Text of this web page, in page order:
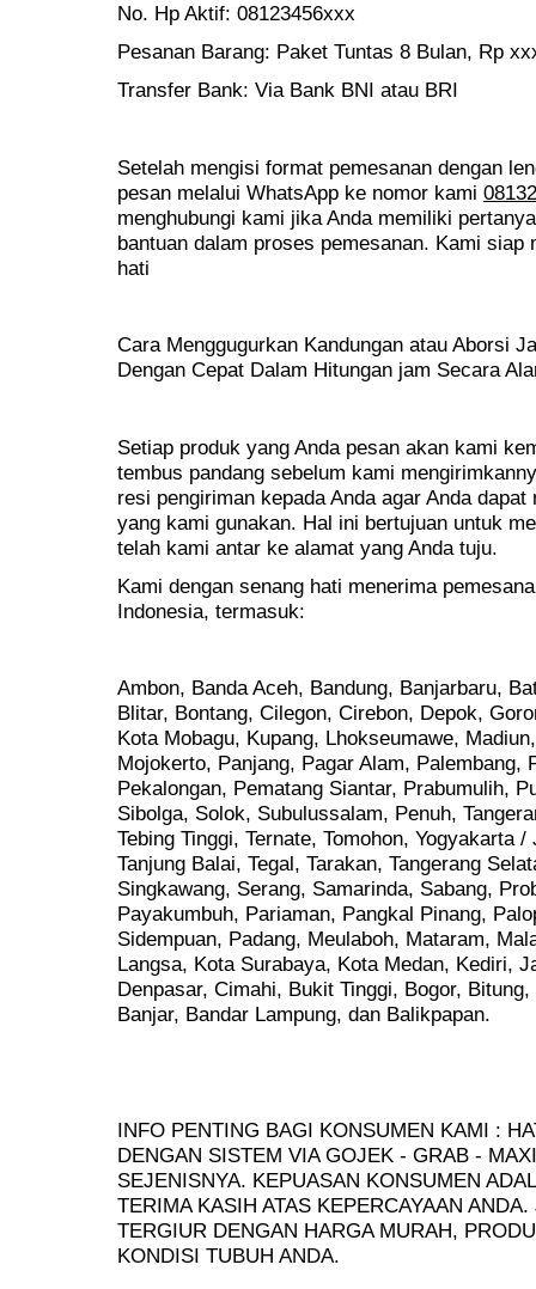
No. Hp Aktif: 08123456xxx
Pesanan Barang: Paket Tuntas 8 Bulan, Rp
Transfer Bank: Via Bank BNI atau BRI
Setelah mengisi format pemesanan dengan
pesan melalui WhatsApp ke nomor kami
menghubungi kami jika Anda memiliki
bantuan dalam proses pemesanan. Kami siap
hati
Cara Menggugurkan Kandungan atau Aborsi
Dengan Cepat Dalam Hitungan jam Secara
Setiap produk yang Anda pesan akan kami
tembus pandang sebelum kami
resi pengiriman kepada Anda agar Anda
yang kami gunakan. Hal ini bertujuan untuk
telah kami antar ke alamat yang Anda tuju.
Kami dengan senang hati menerima
Indonesia, termasuk:
Ambon, Banda Aceh, Bandung, Banjarbaru,
Blitar, Bontang, Cilegon, Cirebon, Depok,
Kota Mobagu, Kupang, Lhokseumawe,
Mojokerto, Panjang, Pagar Alam, Palembang,
Pekalongan, Pematang Siantar, Prabumulih,
Sibolga, Solok, Subulussalam, Penuh,
Tebing Tinggi, Ternate, Tomohon, Yogyakarta
Tanjung Balai, Tegal, Tarakan, Tangerang
Singkawang, Serang, Samarinda, Sabang,
Payakumbuh, Pariaman, Pangkal Pinang,
Sidempuan, Padang, Meulaboh, Mataram,
Langsa, Kota Surabaya, Kota Medan, Kediri,
Denpasar, Cimahi, Bukit Tinggi, Bogor,
Banjar, Bandar Lampung, dan Balikpapan.
INFO PENTING BAGI KONSUMEN KAMI :
DENGAN SISTEM VIA GOJEK - GRAB -
SEJENISNYA. KEPUASAN KONSUMEN
TERIMA KASIH ATAS KEPERCAYAAN
TERGIUR DENGAN HARGA MURAH,
KONDISI TUBUH ANDA.